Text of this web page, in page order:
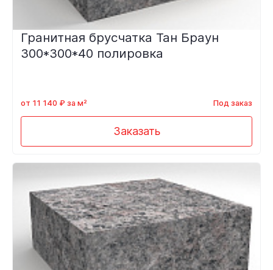
Гранитная брусчатка Тан Браун
300*300*40 полировка
от 11 140 ₽ за м² Под заказ
Заказать